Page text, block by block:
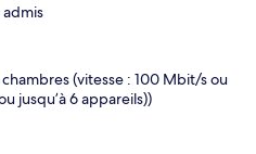
admis
(vitesse : 100 Mbit/s ou
jusqu’à 6 appareils))